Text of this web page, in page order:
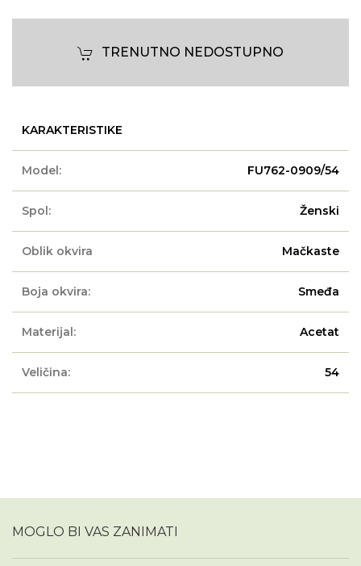
TRENUTNO NEDOSTUPNO
KARAKTERISTIKE
Model: FU762-0909/54
Spol: Ženski
Oblik okvira Mačkaste
Boja okvira: Smeđa
Materijal: Acetat
Veličina: 54
MOGLO BI VAS ZANIMATI